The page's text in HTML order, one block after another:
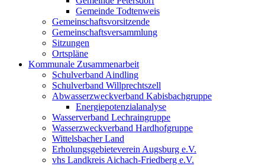
Gemeinde Todtenweis
Gemeinschaftsvorsitzende
Gemeinschaftsversammlung
Sitzungen
Ortspläne
Kommunale Zusammenarbeit
Schulverband Aindling
Schulverband Willprechtszell
Abwasserzweckverband Kabisbachgruppe
Energiepotenzialanalyse
Wasserverband Lechraingruppe
Wasserzweckverband Hardhofgruppe
Wittelsbacher Land
Erholungsgebieteverein Augsburg e.V.
vhs Landkreis Aichach-Friedberg e.V.